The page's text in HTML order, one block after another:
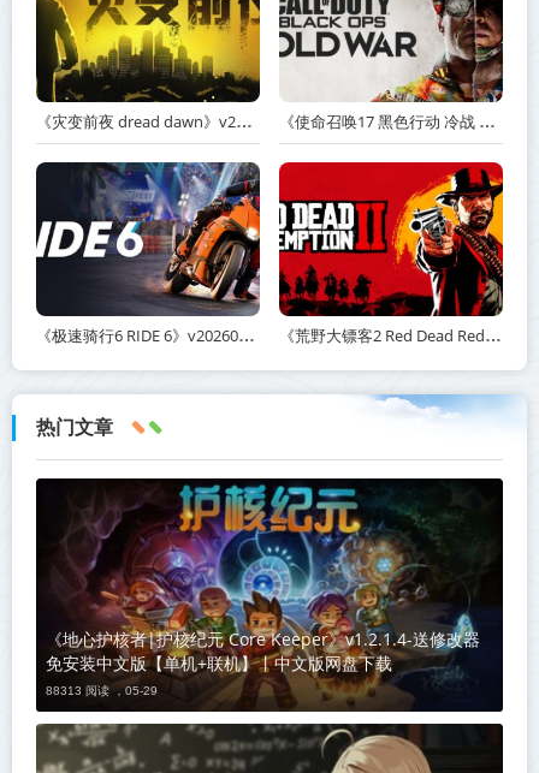
《灾变前夜 dread dawn》v20260530-免安装中文版丨中文版网盘下载 《使命召唤17 黑色行动 冷战 Call of Duty: Black Ops Cold War》v1.34.1.15931218-全DLC+送修改器丨中文版网盘下载
《极速骑行6 RIDE 6》v20260511-免安装中文版丨中文版网盘下载 《荒野大镖客2 Red Dead Redemption 2》v1491.50-打包mod+送修改器丨中文版网盘下载
热门文章
《地心护核者|护核纪元 Core Keeper》v1.2.1.4-送修改器
免安装中文版【单机+联机】丨中文版网盘下载
88313 阅读 ，05-29